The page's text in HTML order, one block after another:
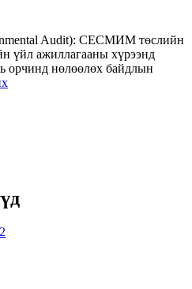
Audit): СЕСМИМ төслийн
үйл ажиллагааны хүрээнд
орчинд нөлөөлөх байдлын
2